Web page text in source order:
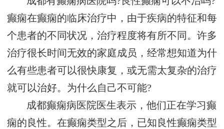
癫痫在癫痫的临床治疗中，由于疾病的特征和每
个患者的不同状况，治疗程度将有所不同。许多
治疗很长时间无效的家庭成员，经常想知道为什
么有些患者可以很快康复，或无需太复杂的治疗
就可以治好。为什么自己不可能?
成都癫痫病医院医生表示，他们正在学习癫
痫的良性。在癫痫类型之后，已知良性癫痫类型